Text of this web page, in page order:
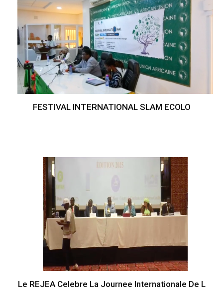
FESTIVAL INTERNATIONAL SLAM ECOLO
Le REJEA Celebre La Journee Internationale De L